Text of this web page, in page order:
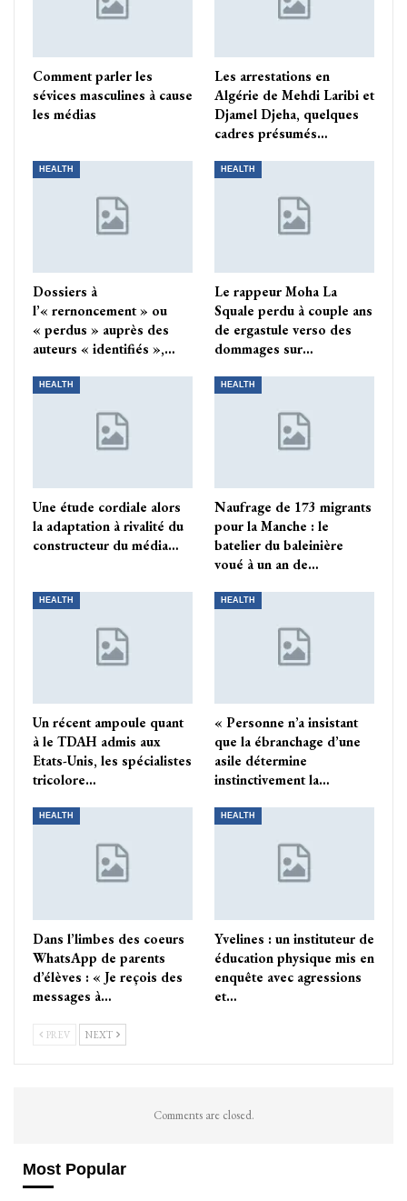
Comment parler les
sévices masculines à cause
les médias
Les arrestations en
Algérie de Mehdi Laribi et
Djamel Djeha, quelques
cadres présumés…
HEALTH
Dossiers à
l’« rernoncement » ou
« perdus » auprès des
auteurs « identifiés »,…
HEALTH
Le rappeur Moha La
Squale perdu à couple ans
de ergastule verso des
dommages sur…
HEALTH
Une étude cordiale alors
la adaptation à rivalité du
constructeur du média…
HEALTH
Naufrage de 173 migrants
pour la Manche : le
batelier du baleinière
voué à un an de…
HEALTH
Un récent ampoule quant
à le TDAH admis aux
Etats-Unis, les spécialistes
tricolore…
HEALTH
« Personne n’a insistant
que la ébranchage d’une
asile détermine
instinctivement la…
HEALTH
Dans l’limbes des coeurs
WhatsApp de parents
d’élèves : « Je reçois des
messages à…
HEALTH
Yvelines : un instituteur de
éducation physique mis en
enquête avec agressions
et…
PREV NEXT
Comments are closed.
Most Popular